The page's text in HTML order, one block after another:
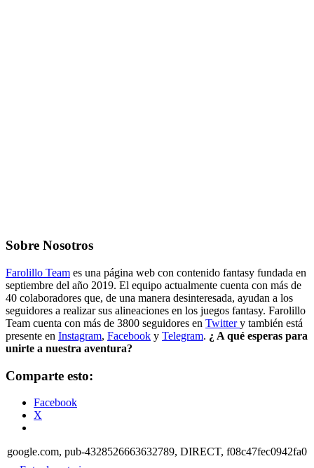
Sobre Nosotros
Farolillo Team es una página web con contenido fantasy fundada en
septiembre del año 2019. El equipo actualmente cuenta con más de
40 colaboradores que, de una manera desinteresada, ayudan a los
seguidores a realizar sus alineaciones en los juegos fantasy. Farolillo
Team cuenta con más de 3800 seguidores en Twittery también está
presente en Instagram, Facebook y Telegram. ¿ A qué esperas para
unirte a nuestra aventura?
Comparte esto:
Facebook
X
google.com, pub-4328526663632789, DIRECT, f08c47fec0942fa0